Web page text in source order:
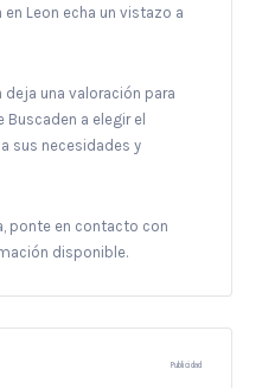
Leon echa un vistazo a
una valoración para
a elegir el
sus necesidades y
ponte en contacto con
disponible.
Publicidad